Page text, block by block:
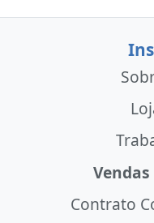
Contrato